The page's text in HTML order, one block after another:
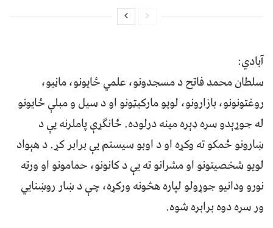
آبادي:
سلطان محمد فاتح د مسجدونو، علمي ځایونو، ماڼیو،
روغتونونو، بازارونو، لویو مارکیټونو او د سیل و مبلې ځایونو
له جوړېدو سره ډېره مینه درلوده. ځانګړې پاملرنه یې د
ښارونو ځمکو ته وکړه او د اوبو سیستم یې برابر کړ. د هېواد
لويو شخصیتونو او مشرانو ته یې د کانونو، حمامونو او ورته
نورو ودانیو جوړولو لپاره هڅونه ورکړه، چې د ښار روښنايي
ور سره دوه برابره شوه.